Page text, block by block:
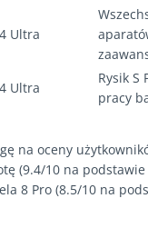
Ultra
Ultra
Rysik S
pracy
na oceny
(9.4/10 na
8 Pro (8.5/10 na